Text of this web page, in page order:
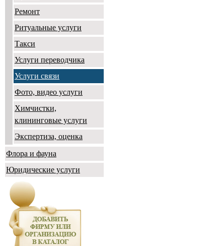
Ремонт
Ритуальные услуги
Такси
Услуги переводчика
Услуги связи
Фото, видео услуги
Химчистки,
клининговые услуги
Экспертиза, оценка
Флора и фауна
Юридические услуги